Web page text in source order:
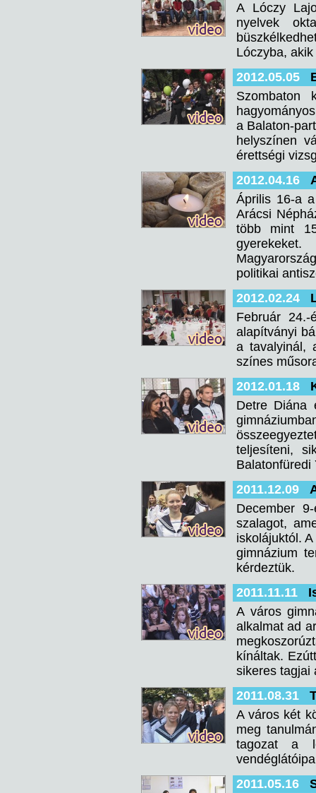
A Lóczy
nyelvek
Lóczyba,
2012.05.05
a Balaton-
helyszínen
érettségi
2012.04.16
Április 16-a
Arácsi
több mint
politikai
2012.02.24
Február
alapítványi
a tavalyinál,
színes
2012.01.18
Detre Diána
teljesíteni,
Balatonfüredi
2011.12.09
December
szalagot,
iskolájuktól.
gimnázium
kérdeztük.
2011.11.11
A város
alkalmat ad
kínáltak.
sikeres tagjai
2011.08.31
A város két
meg
tagozat a
2011.05.16